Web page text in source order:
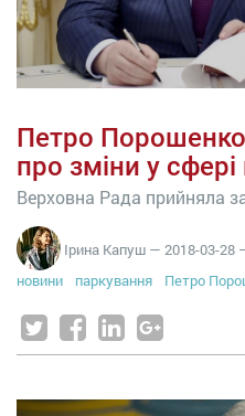
Петро Порошенко
про зміни у
Верховна Рада прийняла
Ірина Капуш — 2018-03-28
новини
паркування Петро